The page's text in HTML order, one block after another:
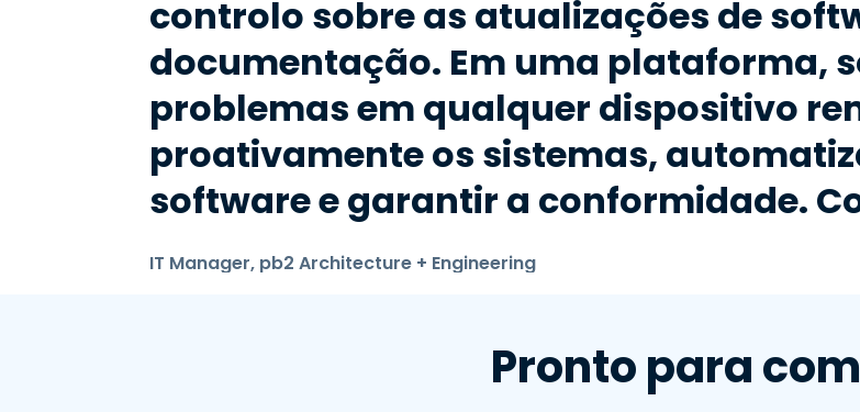
controlo sobre as atualizações de
documentação. Em uma plataforma,
problemas em qualquer dispositivo
proativamente os sistemas,
software e garantir a conformidade.
IT Manager, pb2 Architecture + Engineering
Pronto para